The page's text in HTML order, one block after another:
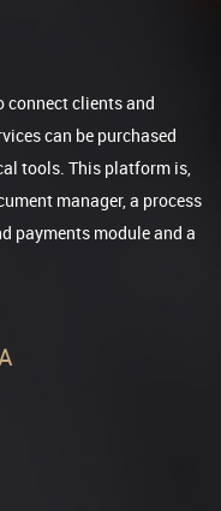
connect clients and
can be purchased
tools. This platform is,
manager, a process
payments module and a